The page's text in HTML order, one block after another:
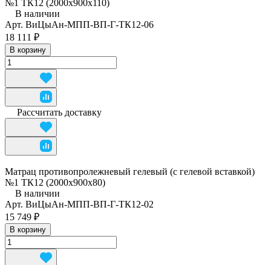
№1 ТК12 (2000х900х110)
В наличии
Арт. ВиЦыАн-МПП-ВП-Г-ТК12-06
18 111 ₽
В корзину
Рассчитать доставку
Матрац противопролежневый гелевый (с гелевой вставкой)
№1 ТК12 (2000х900х80)
В наличии
Арт. ВиЦыАн-МПП-ВП-Г-ТК12-02
15 749 ₽
В корзину